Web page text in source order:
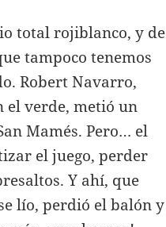
total rojiblanco, y de
tampoco tenemos
Robert Navarro,
el verde, metió un
Mamés. Pero… el
el juego, perder
Y ahí, que
lío, perdió el balón y